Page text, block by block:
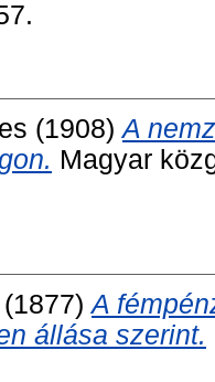
(1908)A
Magyar
(1877)A
állása szerint.